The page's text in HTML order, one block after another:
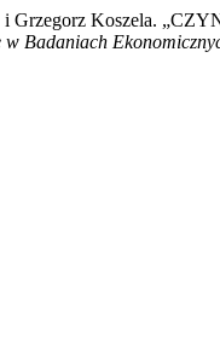
i Grzegorz Koszela.
w Badaniach